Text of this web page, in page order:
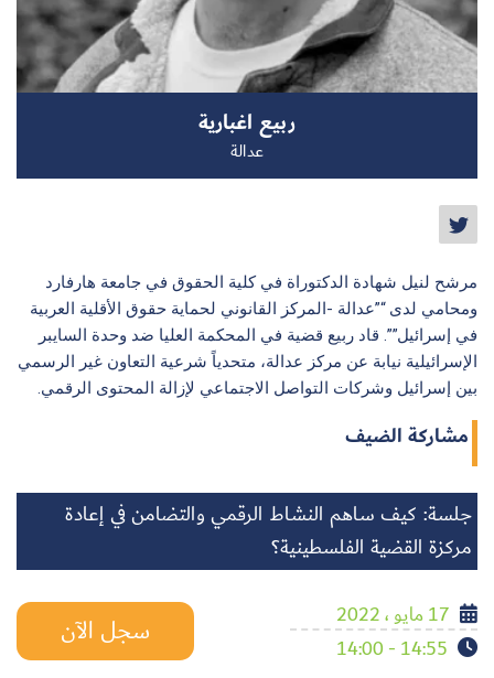
سجل الآن
ربيع اغبارية
عدالة
مرشح لنيل شهادة الدكتوراة في كلية الحقوق في جامعة هارفارد
ومحامي لدى “”عدالة -المركز القانوني لحماية حقوق الأقلية العربية
في إسرائيل””. قاد ربيع قضية في المحكمة العليا ضد وحدة السايبر
الإسرائيلية نيابة عن مركز عدالة، متحدياً شرعية التعاون غير الرسمي
بين إسرائيل وشركات التواصل الاجتماعي لإزالة المحتوى الرقمي.
مشاركة الضيف
جلسة: كيف ساهم النشاط الرقمي والتضامن في إعادة
مركزة القضية الفلسطينية؟
17 مايو ، 2022
14:55 - 14:00
سجل الآن